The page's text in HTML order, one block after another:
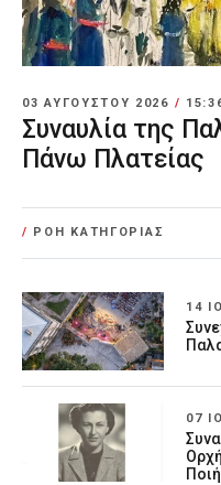
03 ΑΥΓΟΎΣΤΟΥ 2026 /
Συναυλία της
Πάνω Πλατείας
/ ΡΟΗ ΚΑΤΗΓΟΡΙΑΣ
14
07